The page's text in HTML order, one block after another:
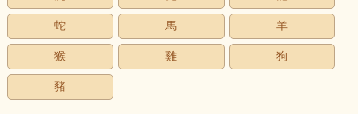
蛇 馬 羊
猴 雞 狗
豬